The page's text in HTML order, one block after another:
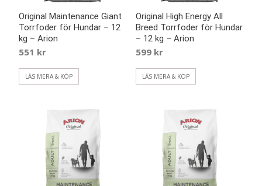
Original Maintenance Giant
Torrfoder för Hundar – 12
kg – Arion
551 kr
LÄS MERA & KÖP
Original High Energy All
Breed Torrfoder för Hundar
– 12 kg – Arion
599 kr
LÄS MERA & KÖP